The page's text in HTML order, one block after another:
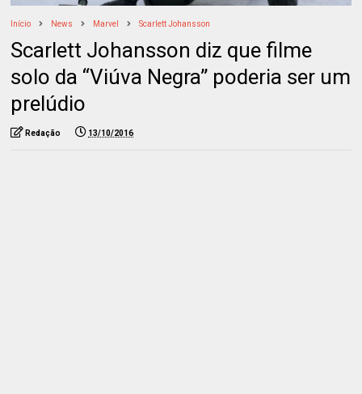
Início News Marvel Scarlett Johansson
Scarlett Johansson diz que filme
solo da “Viúva Negra” poderia ser um
prelúdio
Redação 13/10/2016